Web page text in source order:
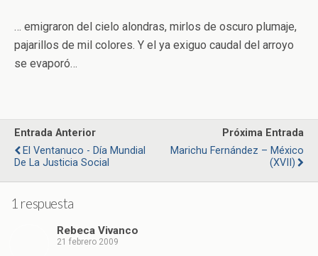
… emigraron del cielo alondras, mirlos de oscuro plumaje,
pajarillos de mil colores. Y el ya exiguo caudal del arroyo
se evaporó…
Entrada Anterior
El Ventanuco - Día Mundial
De La Justicia Social
Próxima Entrada
Marichu Fernández – México
(XVII)
1 respuesta
Rebeca Vivanco
21 febrero 2009